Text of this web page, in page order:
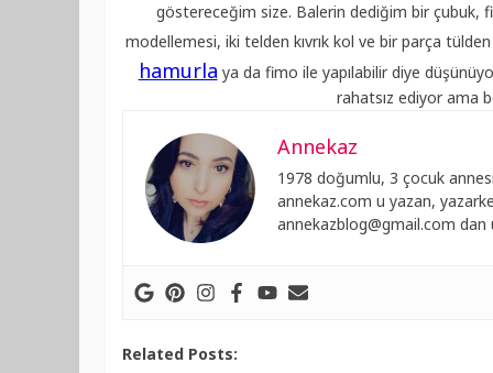
göstereceğim size. Balerin dediğim bir çubuk,
modellemesi, iki telden kıvrık kol ve bir parça
hamurla ya da fimo ile yapılabilir diye
rahatsız ediyor ama
Annekaz
1978 doğumlu, 3 çocuk
annekaz.com u yazan,
annekazblog@gmail.com dan
Related Posts: